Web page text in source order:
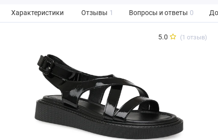
Характеристики Отзывы 1 Вопросы и ответы 0
5.0 (1 отзыв)